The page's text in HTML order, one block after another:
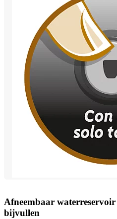
Afneembaar
bijvullen